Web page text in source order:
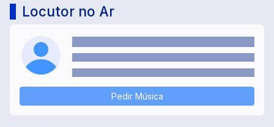
Locutor no Ar
Pedir Música